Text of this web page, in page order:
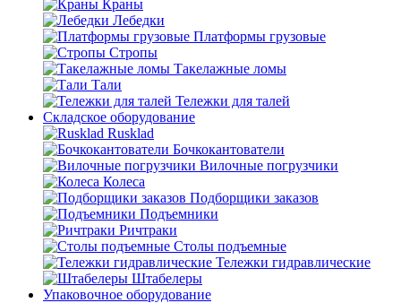
Краны
Лебедки
Платформы грузовые
Стропы
Такелажные ломы
Тали
Тележки для талей
Складское оборудование
Rusklad
Бочкокантователи
Вилочные погрузчики
Колеса
Подборщики заказов
Подъемники
Ричтраки
Столы подъемные
Тележки гидравлические
Штабелеры
Упаковочное оборудование